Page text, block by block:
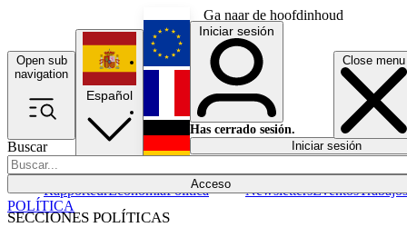
Ga naar de hoofdinhoud
Open sub
navigation
Close menu
Buscar
Acceso
SECCIONES POLÍTICAS
RapporteurEconomíaPolítica NewslettersEventosTrabajos
Español
English
Français
Iniciar sesión
Has cerrado sesión.
Iniciar sesión
POLÍTICA